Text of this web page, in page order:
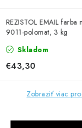
REZISTOL EMAIL
9011-polomat, 3 kg
Skladom
€43,30
Zobraziť viac